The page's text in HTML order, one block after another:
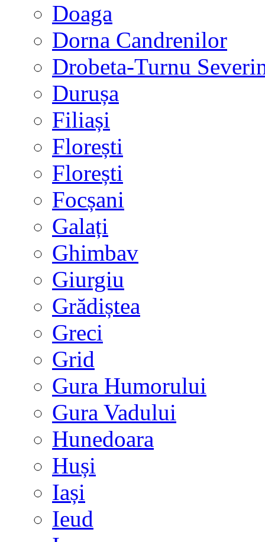
Doaga
Dorna Candrenilor
Drobeta-Turnu
Durușa
Filiași
Florești
Florești
Focșani
Galați
Ghimbav
Giurgiu
Grădiștea
Greci
Grid
Gura Humorului
Gura Vadului
Hunedoara
Huși
Iași
Ieud